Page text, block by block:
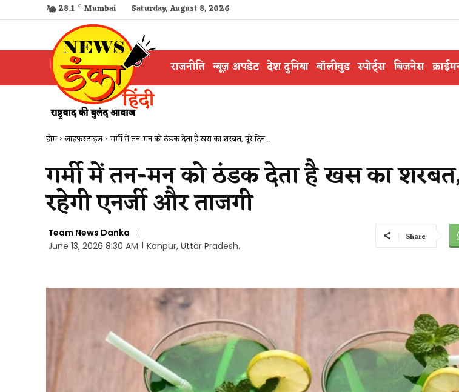
28.1 C Mumbai Saturday, August 8, 2026
राजनीति न्यूज़ अपडेट देश दुनिया बॉलीवुड स्पोर्ट्स बिजनेस
होम लाइफ़स्टाइल गर्मी में तन-मन को ठंडक देता है खस का शरबत, पूरे दिन...
गर्मी में तन-मन को ठंडक देता है खस का
रहेगी एनर्जी और ताजगी
Team News Danka
June 13, 2026 8:30 AM
Kanpur, Uttar Pradesh.
Share